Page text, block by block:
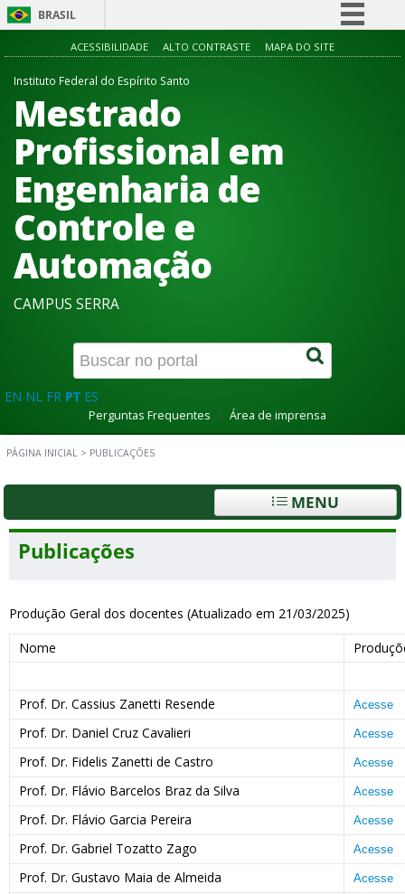
BRASIL
Simplifique!
ACESSIBILIDADE ALTO CONTRASTE MAPA DO SITE
Instituto Federal do Espírito Santo
Mestrado
Profissional em
Engenharia de
Controle e
Automação
CAMPUS SERRA
EN NL FR PT ES
Perguntas Frequentes Área de imprensa
PÁGINA INICIAL > PUBLICAÇÕES
MENU
Publicações
Produção Geral dos docentes (Atualizado em 21/03/2025)
Nome
Prof. Dr. Cassius Zanetti Resende Acesse
Prof. Dr. Daniel Cruz Cavalieri Acesse
Prof. Dr. Fidelis Zanetti de Castro Acesse
Prof. Dr. Flávio Barcelos Braz da Silva Acesse
Prof. Dr. Flávio Garcia Pereira Acesse
Prof. Dr. Gabriel Tozatto Zago Acesse
Prof. Dr. Gustavo Maia de Almeida Acesse